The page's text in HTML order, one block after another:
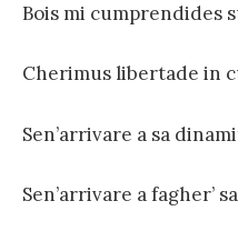
Bois mi cumprendides
Cherimus libertade in
Sen’arrivare a sa
Sen’arrivare a fagher’